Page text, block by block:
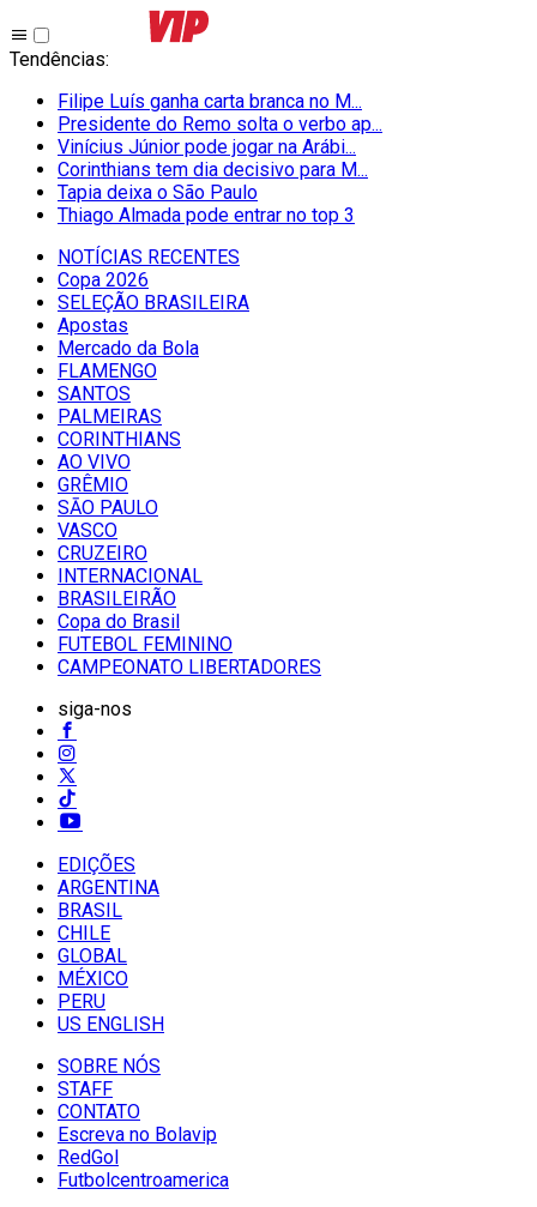
Tendências:
Filipe Luís ganha carta branca no M...
Presidente do Remo solta o verbo ap...
Vinícius Júnior pode jogar na Arábi...
Corinthians tem dia decisivo para M...
Tapia deixa o São Paulo
Thiago Almada pode entrar no top 3
NOTÍCIAS RECENTES
Copa 2026
SELEÇÃO BRASILEIRA
Apostas
Mercado da Bola
FLAMENGO
SANTOS
PALMEIRAS
CORINTHIANS
AO VIVO
GRÊMIO
SĀO PAULO
VASCO
CRUZEIRO
INTERNACIONAL
BRASILEIRÃO
Copa do Brasil
FUTEBOL FEMININO
CAMPEONATO LIBERTADORES
siga-nos
EDIÇÕES
ARGENTINA
BRASIL
CHILE
GLOBAL
MÉXICO
PERU
US ENGLISH
SOBRE NÓS
STAFF
CONTATO
Escreva no Bolavip
RedGol
Futbolcentroamerica